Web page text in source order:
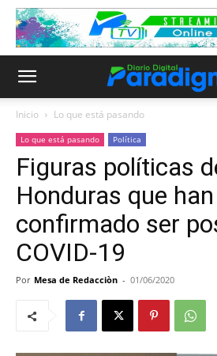
Inicio Lo que está pasando
Lo que está pasando Política
Figuras políticas
Honduras que han
confirmado ser
COVID-19
Por Mesa de Redacciòn - 01/06/2020